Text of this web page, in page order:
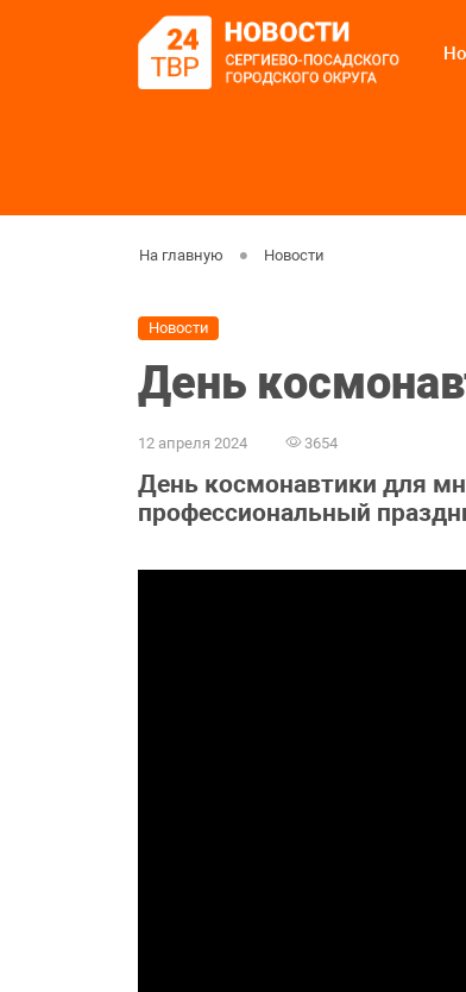
На главную Новости
Новости
День
12 апреля 2024 3654
День космонавтики для
профессиональный